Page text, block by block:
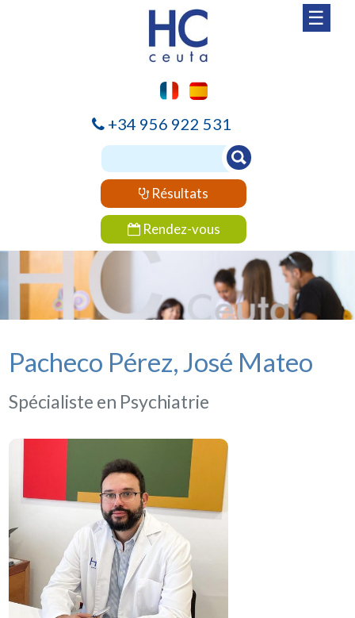
☰
+34 956 922 531
Résultats
Rendez-vous
Pacheco Pérez, José Mateo
Spécialiste en Psychiatrie